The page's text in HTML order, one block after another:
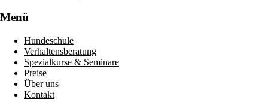
Menü
Hundeschule
Verhaltensberatung
Spezialkurse & Seminare
Preise
Über uns
Kontakt